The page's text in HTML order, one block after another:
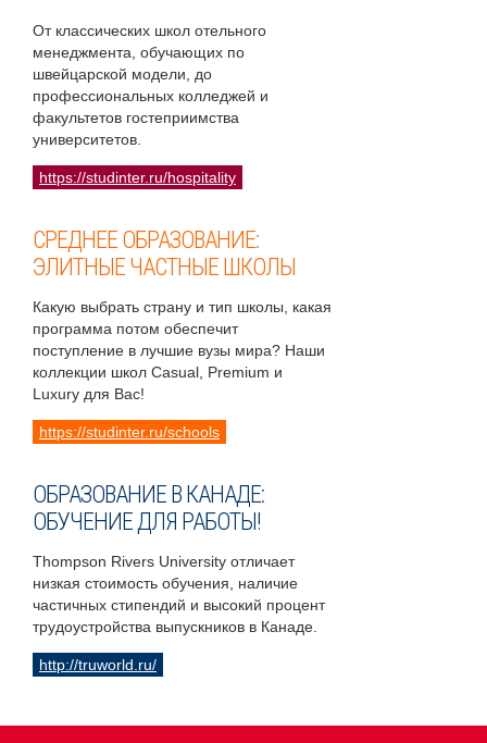
От классических школ отельного
менеджмента, обучающих по
швейцарской модели, до
профессиональных колледжей и
факультетов гостеприимства
университетов.
https://studinter.ru/hospitality
СРЕДНЕЕ ОБРАЗОВАНИЕ:
ЭЛИТНЫЕ ЧАСТНЫЕ ШКОЛЫ
Какую выбрать страну и тип школы, какая
программа потом обеспечит
поступление в лучшие вузы мира? Наши
коллекции школ Casual, Premium и
Luxury для Вас!
https://studinter.ru/schools
ОБРАЗОВАНИЕ В КАНАДЕ:
ОБУЧЕНИЕ ДЛЯ РАБОТЫ!
Thompson Rivers University отличает
низкая стоимость обучения, наличие
частичных стипендий и высокий процент
трудоустройства выпускников в Канаде.
http://truworld.ru/